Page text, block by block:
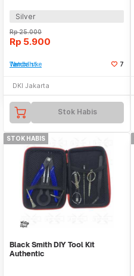
Silver
Rp25.000
Rp 5.900
Tambah ke Watchlist 7
DKI Jakarta
Stok Habis
STOK HABIS
Black Smith DIY Tool Kit
Authentic